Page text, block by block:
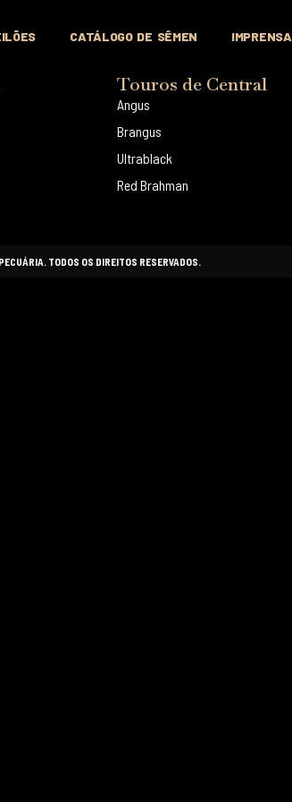
CATÁLOGO DE SÊMEN IMPRENSA
Touros de Central
Angus
Brangus
Ultrablack
Red Brahman
TODOS OS DIREITOS RESERVADOS.